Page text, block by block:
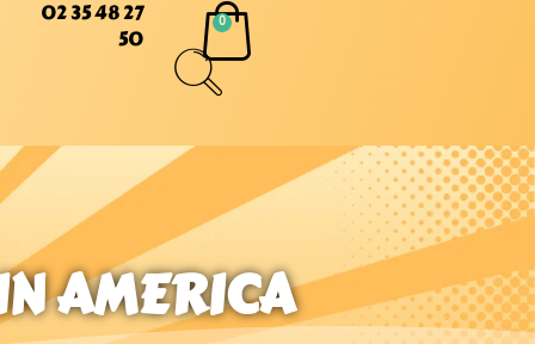
02 35 48 27
50
AMERICA